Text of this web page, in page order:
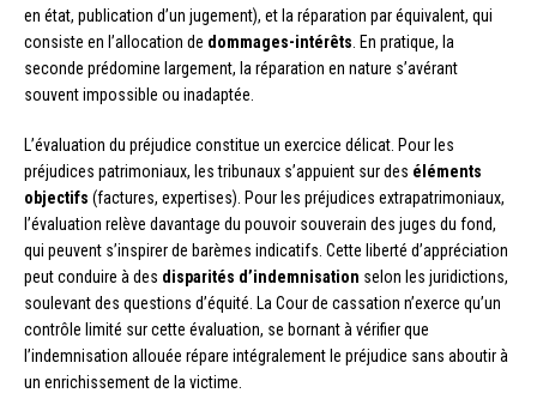
en état, publication d’un jugement), et la réparation par équivalent, qui
consiste en l’allocation de dommages-intérêts . En pratique, la
seconde prédomine largement, la réparation en nature s’avérant
souvent impossible ou inadaptée.
L’évaluation du préjudice constitue un exercice délicat. Pour les
préjudices patrimoniaux, les tribunaux s’appuient sur des éléments
objectifs (factures, expertises). Pour les préjudices extrapatrimoniaux,
l’évaluation relève davantage du pouvoir souverain des juges du fond,
qui peuvent s’inspirer de barèmes indicatifs. Cette liberté d’appréciation
peut conduire à des disparités d’indemnisation selon les juridictions,
soulevant des questions d’équité. La Cour de cassation n’exerce qu’un
contrôle limité sur cette évaluation, se bornant à vérifier que
l’indemnisation allouée répare intégralement le préjudice sans aboutir à
un enrichissement de la victime.